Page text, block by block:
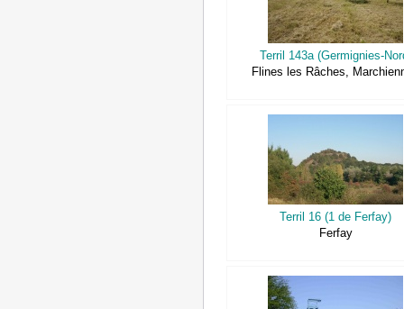
Terril 143a (Germignies-
Flines les Râches,
Terril 16 (1 de Ferfay)
Ferfay